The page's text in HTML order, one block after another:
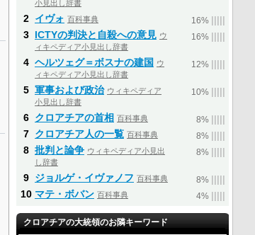
小見出し辞書
2 イヴォ 百科事典 16%
3 ICTYの判決と自殺への意見 ウ
ィキペディア小見出し辞書
16%
4 ヘルツェグ＝ボスナの建国 ウ
ィキペディア小見出し辞書
12%
5 軍事および政治 ウィキペディア
小見出し辞書
10%
6 クロアチアの首相 百科事典 8%
7 クロアチア人の一覧 百科事典 8%
8 批判と論争 ウィキペディア小見出
し辞書
8%
9 ジョルゲ・イヴァノフ 百科事典 8%
10 マテ・ボバン 百科事典 4%
クロアチアの大統領のお隣キーワード